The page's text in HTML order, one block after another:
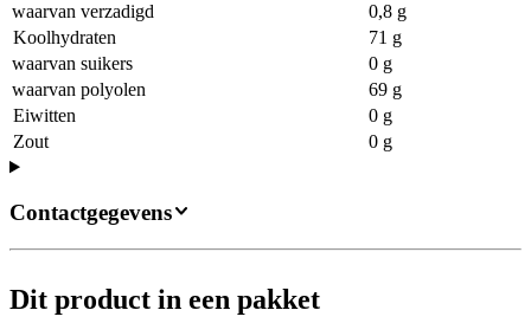
waarvan verzadigd
0,8 g
Koolhydraten
71 g
waarvan suikers
0 g
waarvan polyolen
69 g
Eiwitten
0 g
Zout
0 g
Contactgegevens
Dit product in een pakket